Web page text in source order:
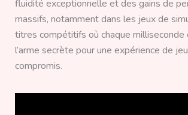
fluidité exceptionnelle et des gains de
massifs, notamment dans les jeux de
titres compétitifs où chaque milliseconde
l’arme secrète pour une expérience de
compromis.